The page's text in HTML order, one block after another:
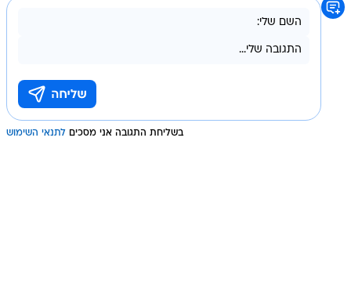
בשליחת התגובה אני מסכים לתנאי השימוש